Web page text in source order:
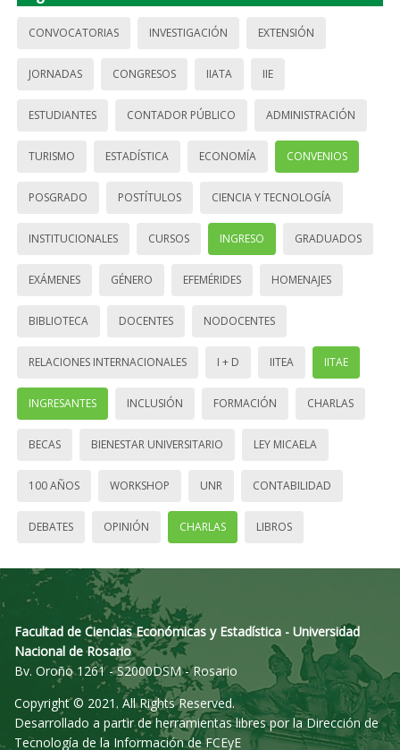
CONVOCATORIAS INVESTIGACIÓN EXTENSIÓN
JORNADAS CONGRESOS IIATA IIE
ESTUDIANTES CONTADOR PÚBLICO ADMINISTRACIÓN
TURISMO ESTADÍSTICA ECONOMÍA CONVENIOS
POSGRADO POSTÍTULOS CIENCIA Y TECNOLOGÍA
INSTITUCIONALES CURSOS INGRESO GRADUADOS
EXÁMENES GÉNERO EFEMÉRIDES HOMENAJES
BIBLIOTECA DOCENTES NODOCENTES
RELACIONES INTERNACIONALES I + D IITEA IITAE
INGRESANTES INCLUSIÓN FORMACIÓN CHARLAS
BECAS BIENESTAR UNIVERSITARIO LEY MICAELA
100 AÑOS WORKSHOP UNR CONTABILIDAD
DEBATES OPINIÓN CHARLAS LIBROS
Facultad de Ciencias Económicas y Estadística - Universidad
Nacional de Rosario
Bv. Oroño 1261 - S2000DSM - Rosario
Copyright © 2021. All Rights Reserved.
Desarrollado a partir de herramientas libres por la Dirección de
Tecnología de la Información de FCEyE